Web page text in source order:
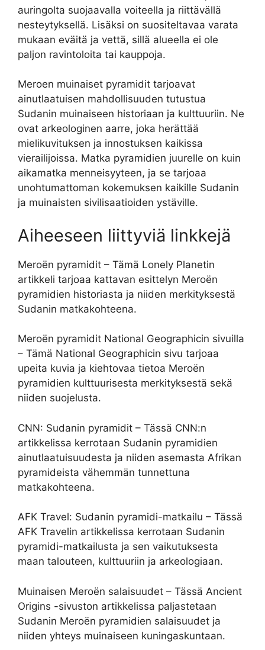
auringolta suojaavalla voiteella ja riittävällä
nesteytyksellä. Lisäksi on suositeltavaa varata
mukaan eväitä ja vettä, sillä alueella ei ole
paljon ravintoloita tai kauppoja.
Meroen muinaiset pyramidit tarjoavat
ainutlaatuisen mahdollisuuden tutustua
Sudanin muinaiseen historiaan ja kulttuuriin. Ne
ovat arkeologinen aarre, joka herättää
mielikuvituksen ja innostuksen kaikissa
vierailijoissa. Matka pyramidien juurelle on kuin
aikamatka menneisyyteen, ja se tarjoaa
unohtumattoman kokemuksen kaikille Sudanin
ja muinaisten sivilisaatioiden ystäville.
Aiheeseen liittyviä linkkejä
Meroën pyramidit – Tämä Lonely Planetin
artikkeli tarjoaa kattavan esittelyn Meroën
pyramidien historiasta ja niiden merkityksestä
Sudanin matkakohteena.
Meroën pyramidit National Geographicin sivuilla
– Tämä National Geographicin sivu tarjoaa
upeita kuvia ja kiehtovaa tietoa Meroën
pyramidien kulttuurisesta merkityksestä sekä
niiden suojelusta.
CNN: Sudanin pyramidit – Tässä CNN:n
artikkelissa kerrotaan Sudanin pyramidien
ainutlaatuisuudesta ja niiden asemasta Afrikan
pyramideista vähemmän tunnettuna
matkakohteena.
AFK Travel: Sudanin pyramidi-matkailu – Tässä
AFK Travelin artikkelissa kerrotaan Sudanin
pyramidi-matkailusta ja sen vaikutuksesta
maan talouteen, kulttuuriin ja arkeologiaan.
Muinaisen Meroën salaisuudet – Tässä Ancient
Origins -sivuston artikkelissa paljastetaan
Sudanin Meroën pyramidien salaisuudet ja
niiden yhteys muinaiseen kuningaskuntaan.